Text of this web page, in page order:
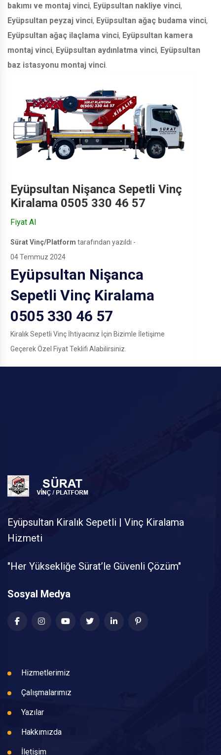
bakımı ve montaj vinci, Eyüpsultan nakliye vinci,
Eyüpsultan peyzaj vinci, Eyüpsultan ağaç budama vinci,
Eyüpsultan ağaç ilaçlama vinci, Eyüpsultan kamera
montaj vinci, Eyüpsultan aydınlatma vinci, Eyüpsultan
baz istasyonu montaj vinci
Eyüpsultan Nişanca Sepetli Vinç
Kiralama 0505 330 46 57
Fiyat Al
Sürat Vinç/Platform tarafından yazıldı -
04 Temmuz 2024
Eyüpsultan Nişanca
Sepetli Vinç Kiralama
0505 330 46 57
Kiralık Sepetli Vinç İhtiyacınız İçin Bizimle İletişime
Geçerek Özel Fiyat Teklifi Alabilirsiniz.
Eyüpsultan Kiralık Sepetli | Vinç Kiralama
Hizmeti
"Her Yüksekliğe Sürat’le Güvenli Çözüm"
Sosyal Medya
Hizmetlerimiz
Çalışmalarımız
Yazılar
Hakkımızda
İletişim